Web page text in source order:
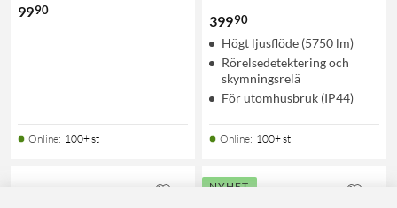
9990
Online: 100+ st
39990
Högt ljusflöde (5750 lm)
Rörelsedetektering och
skymningsrelä
För utomhusbruk (IP44)
Online: 100+ st
NYHET